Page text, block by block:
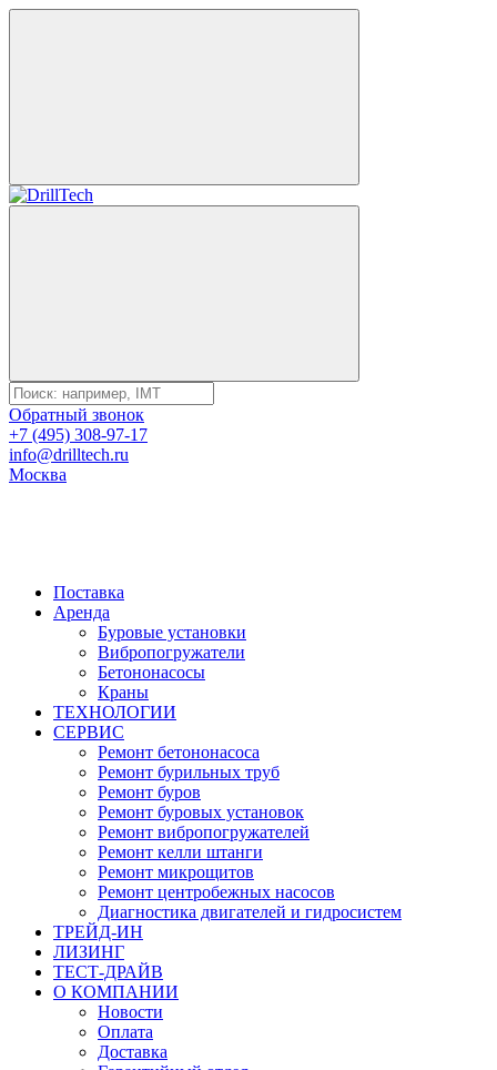
Обратный звонок
+7 (495) 308-97-17
info@drilltech.ru
Москва
Поставка
Аренда
Буровые установки
Вибропогружатели
Бетононасосы
Краны
ТЕХНОЛОГИИ
СЕРВИС
Ремонт бетононасоса
Ремонт бурильных труб
Ремонт буров
Ремонт буровых установок
Ремонт вибропогружателей
Ремонт келли штанги
Ремонт микрощитов
Ремонт центробежных насосов
Диагностика двигателей и гидросистем
ТРЕЙД-ИН
ЛИЗИНГ
ТЕСТ-ДРАЙВ
О КОМПАНИИ
Новости
Оплата
Доставка